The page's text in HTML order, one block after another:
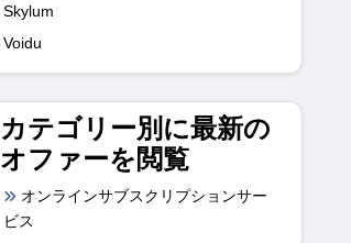
Skylum
Voidu
カテゴリー別に最新の
オファーを閲覧
オンラインサブスクリプションサー
ビス